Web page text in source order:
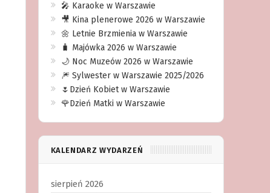
🎤 Karaoke w Warszawie
🎥 Kina plenerowe 2026 w Warszawie
🌼 Letnie Brzmienia w Warszawie
🧳 Majówka 2026 w Warszawie
🌙 Noc Muzeów 2026 w Warszawie
🎆 Sylwester w Warszawie 2025/2026
🌷Dzień Kobiet w Warszawie
🌹Dzień Matki w Warszawie
KALENDARZ WYDARZEŃ
sierpień 2026